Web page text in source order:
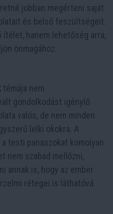
jobban megérteni saját
és belső feszültségeit.
ítélet, hanem lehetőség arra,
önmagához.
témája nem
gondolkodást igénylő
valós, de nem minden
lelki okokra. A
testi panaszokat komolyan
nem szabad mellőzni,
annak is, hogy az ember
rétegei is láthatóvá